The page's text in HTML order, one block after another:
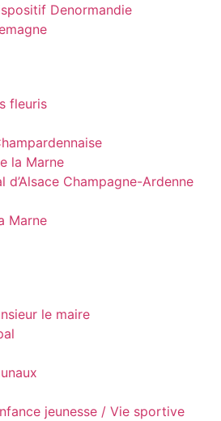
Denormandie
fleuris
la Marne
d’Alsace Champagne-Ardenne
Marne
le maire
jeunesse / Vie sportive